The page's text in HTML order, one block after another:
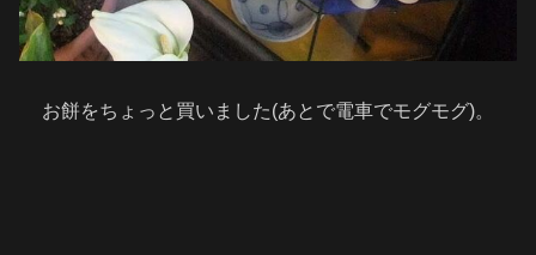
お餅をちょっと買いました(あとで電車でモグモグ)。